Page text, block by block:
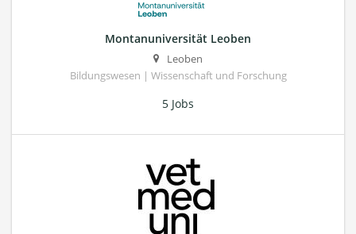
Montanuniversität Leoben
Leoben
Bildungswesen | Wissenschaft und Forschung
5 Jobs